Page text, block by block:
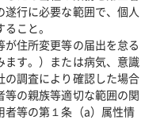
行に必要な範囲で、個人
こと。
住所変更等の届出を怠る
ます。）または病気、意識
の調査により確認した場合
等の親族等適切な範囲の関
者等の第１条（a）属性情